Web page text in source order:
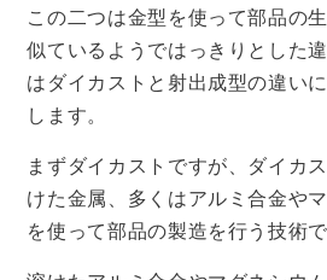
この二つは金型を使って部品の
似ているようではっきりとした
はダイカストと射出成型の違い
します。
まずダイカストですが、ダイカ
けた金属、多くはアルミ合金や
を使って部品の製造を行う技術で